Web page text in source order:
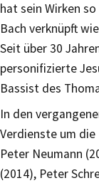
hat sein Wirken
Bach verknüpft
Seit über 30
personifizierte
Bassist des
In den
Verdienste um die
Peter Neumann
(2014), Peter